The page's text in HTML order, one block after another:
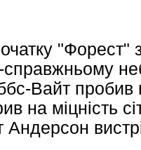
"Форест"
Вайт пробив
на міцність
Андерсон